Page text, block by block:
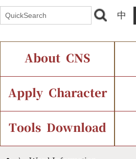
中
About CNS
Introduction
Chinese Code Status
IDS Query
Components Query
Apply Character
Application Process
Font Instant Display
Tools Download